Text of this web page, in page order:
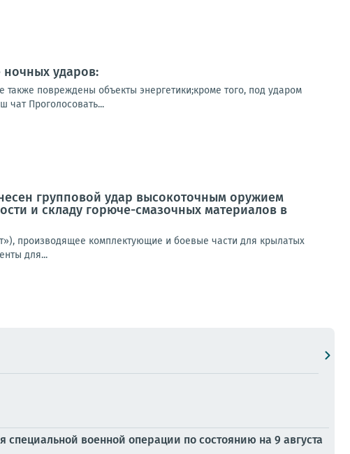
ночных ударов:
повреждены объекты энергетики;кроме того, под ударом
чат Проголосовать...
групповой удар высокоточным оружием
и складу горюче-смазочных материалов в
производящее комплектующие и боевые части для крылатых
для...
военной операции по состоянию на 9 августа